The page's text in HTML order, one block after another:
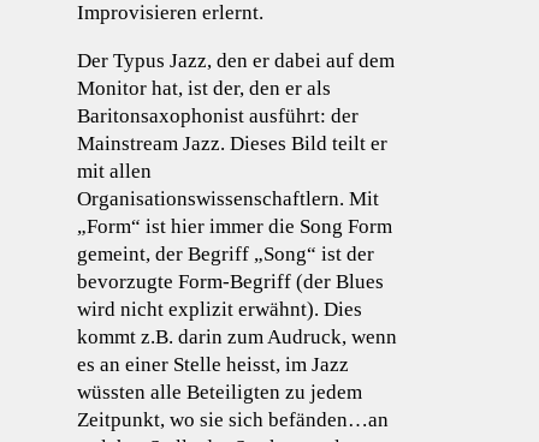
Improvisieren erlernt.
Der Typus Jazz, den er dabei auf dem
Monitor hat, ist der, den er als
Baritonsaxophonist ausführt: der
Mainstream Jazz. Dieses Bild teilt er
mit allen
Organisationswissenschaftlern. Mit
„Form“ ist hier immer die Song Form
gemeint, der Begriff „Song“ ist der
bevorzugte Form-Begriff (der Blues
wird nicht explizit erwähnt). Dies
kommt z.B. darin zum Audruck, wenn
es an einer Stelle heisst, im Jazz
wüssten alle Beteiligten zu jedem
Zeitpunkt, wo sie sich befänden…an